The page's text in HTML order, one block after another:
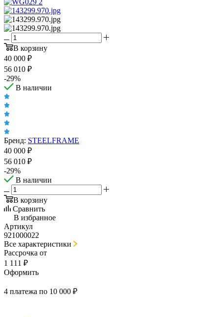
В корзину
40 000 ₽
56 010 ₽
-29%
В наличии
Бренд: STEELFRAME
40 000 ₽
56 010 ₽
-29%
В наличии
В корзину
Сравнить
В избранное
Артикул
921000022
Все характеристики
Рассрочка от
1 111 ₽
Оформить
4 платежа по 10 000 ₽